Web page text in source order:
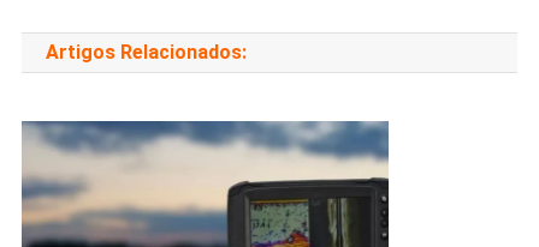
de
Post
Artigos Relacionados: